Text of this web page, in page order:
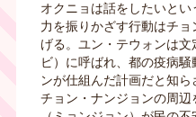
オクニョは話をしたいと
力を振りかざす行動はチ
げる。ユン・テウォンは
ビ）に呼ばれ、都の疫病
ンが仕組んだ計画だと知
チョン・ナンジョンの周